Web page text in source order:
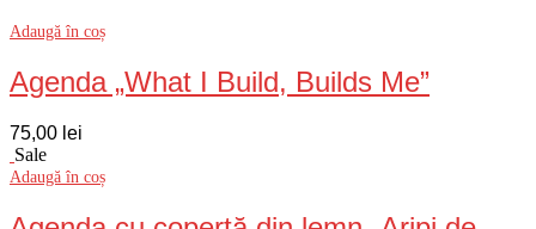
Adaugă în coș
Agenda „What I Build, Builds Me”
75,00 lei
Sale
Adaugă în coș